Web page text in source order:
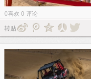
0喜欢 0 评论
转贴